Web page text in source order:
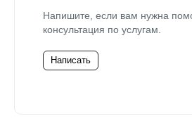
Напишите, если вам нужна
консультация по услугам.
Написать